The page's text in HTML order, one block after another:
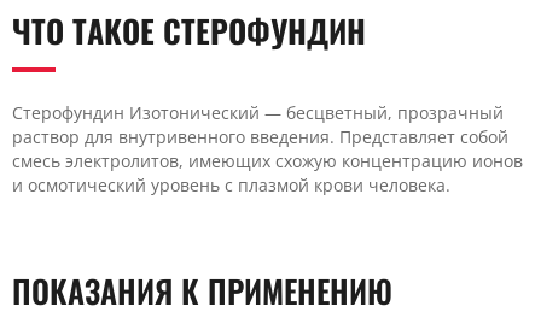
ЧТО ТАКОЕ СТЕРОФУНДИН
Стерофундин Изотонический — бесцветный, прозрачный
раствор для внутривенного введения. Представляет собой
смесь электролитов, имеющих схожую концентрацию ионов
и осмотический уровень с плазмой крови человека.
ПОКАЗАНИЯ К ПРИМЕНЕНИЮ